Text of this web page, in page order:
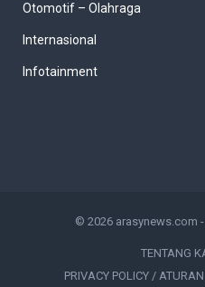
Otomotif – Olahraga
Internasional
Infotainment
© 2026 arasynews.com
TENTANG
PRIVACY POLICY /